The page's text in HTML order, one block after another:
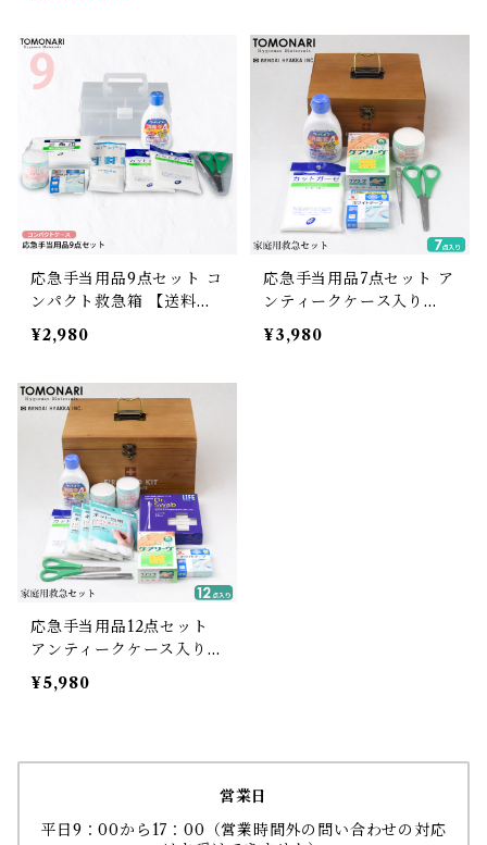
応急手当用品9点セット コ
ンパクト救急箱 【送料無
料】
¥2,980
応急手当用品7点セット ア
ンティークケース入り
【送料無料】
¥3,980
応急手当用品12点セット
アンティークケース入り
【送料無料】
¥5,980
営業日
平日9：00から17：00（営業時間外の問い合わせの対応